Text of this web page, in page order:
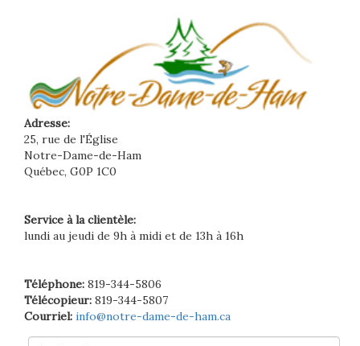
Adresse:
25, rue de l'Église
Notre-Dame-de-Ham
Québec, G0P 1C0
Service à la clientèle:
lundi au jeudi de 9h à midi et de 13h à 16h
Téléphone: 819-344-5806
Télécopieur: 819-344-5807
Courriel: info@notre-dame-de-ham.ca